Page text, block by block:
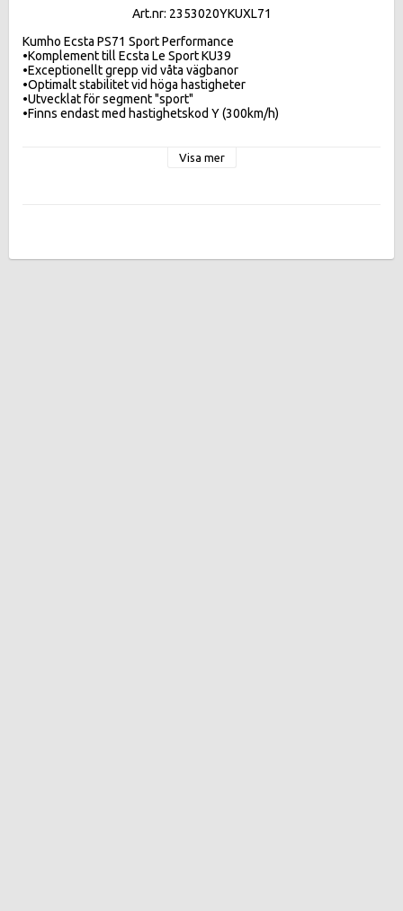
Art.nr: 2353020YKUXL71
Kumho Ecsta PS71 Sport Performance
•Komplement till Ecsta Le Sport KU39
•Exceptionellt grepp vid våta vägbanor
•Optimalt stabilitet vid höga hastigheter
•Utvecklat för segment "sport"
•Finns endast med hastighetskod Y (300km/h)
Visa mer